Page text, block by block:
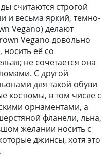
считаются строгой
и весьма яркий, темно-
Vegano) делают
Vegano довольно
её со
не сочетается она
С другой
для такой обуви
костюмы, в том числе с
орнаментами, а
фланели, льна,
желании носить с
джинсы, хотя это